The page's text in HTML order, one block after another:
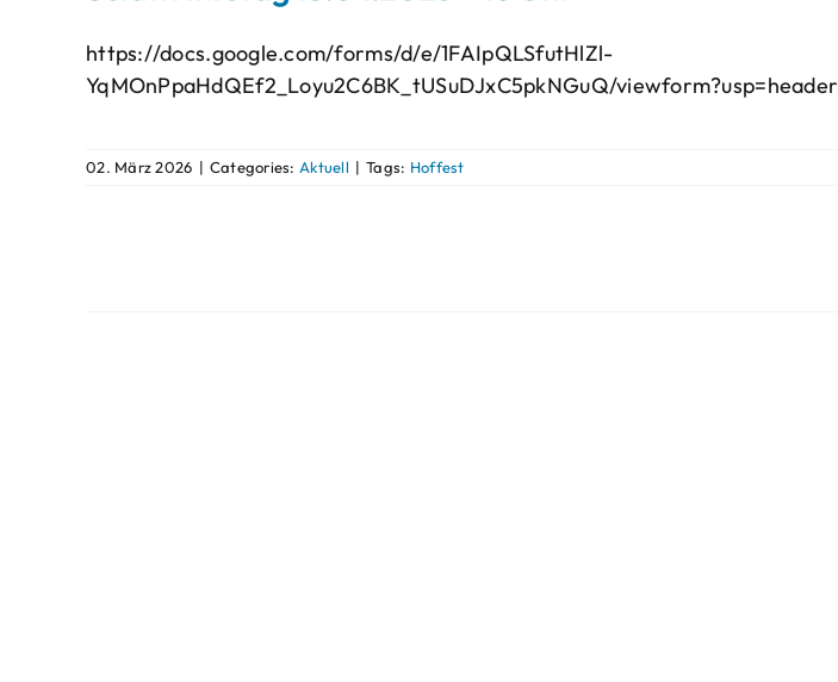
https://docs.google.com/forms/d/e/1FAIpQLSfutHlZl-
YqMOnPpaHdQEf2_Loyu2C6BK_tUSuDJxC5pkNGuQ/viewform?usp=header
02. März 2026 | Categories: Aktuell | Tags: Hoffest